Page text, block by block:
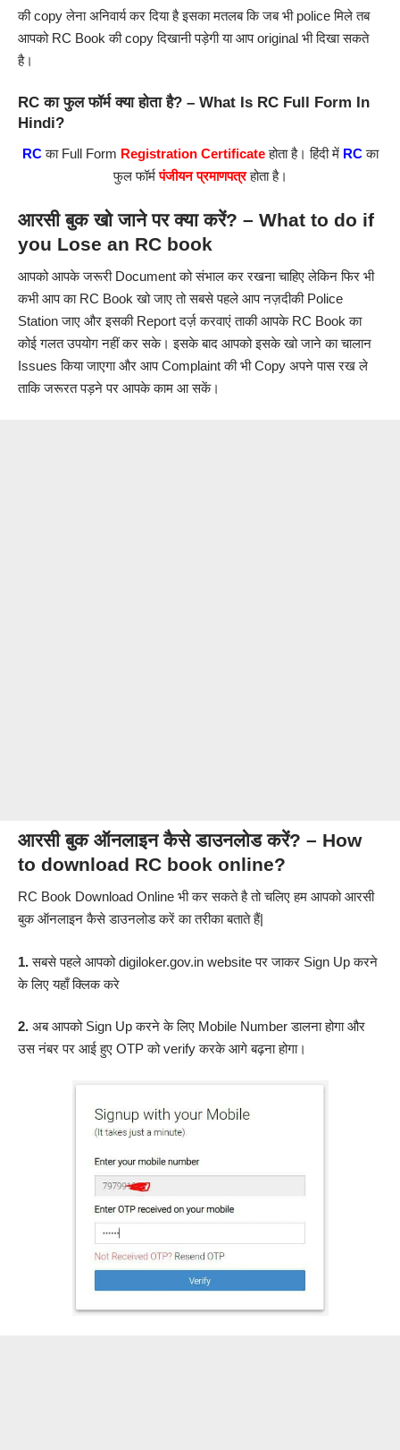
की copy लेना अनिवार्य कर दिया है इसका मतलब कि जब भी police मिले तब
आपको RC Book की copy दिखानी पड़ेगी या आप original भी दिखा सकते
है।
RC का फुल फॉर्म क्या होता है? – What Is RC Full Form In
Hindi?
RC का Full Form Registration Certificate होता है। हिंदी में RC का
फुल फॉर्मपंजीयन प्रमाणपत्रहोता है।
आरसी बुक खो जाने पर क्या करें? – What to do if
you Lose an RC book
आपको आपके जरूरी Document को संभाल कर रखना चाहिए लेकिन फिर भी
कभी आप का RC Book खो जाए तो सबसे पहले आप नज़दीकी Police
Station जाए और इसकी Report दर्ज़ करवाएं ताकी आपके RC Book का
कोई गलत उपयोग नहीं कर सके। इसके बाद आपको इसके खो जाने का चालान
Issues किया जाएगा और आप Complaint की भी Copy अपने पास रख ले
ताकि जरूरत पड़ने पर आपके काम आ सकें।
आरसी बुक ऑनलाइन कैसे डाउनलोड करें? – How
to download RC book online?
RC Book Download Online भी कर सकते है तो चलिए हम आपको आरसी
बुक ऑनलाइन कैसे डाउनलोड करें का तरीका बताते हैं|
1.सबसे पहले आपकोdigiloker.gov.in website पर जाकर Sign Up करने
के लिएयहाँ क्लिक करे
2. अब आपको Sign Up करने के लिए Mobile Number डालना होगा और
उस नंबर पर आई हुए OTP को verify करके आगे बढ़ना होगा।